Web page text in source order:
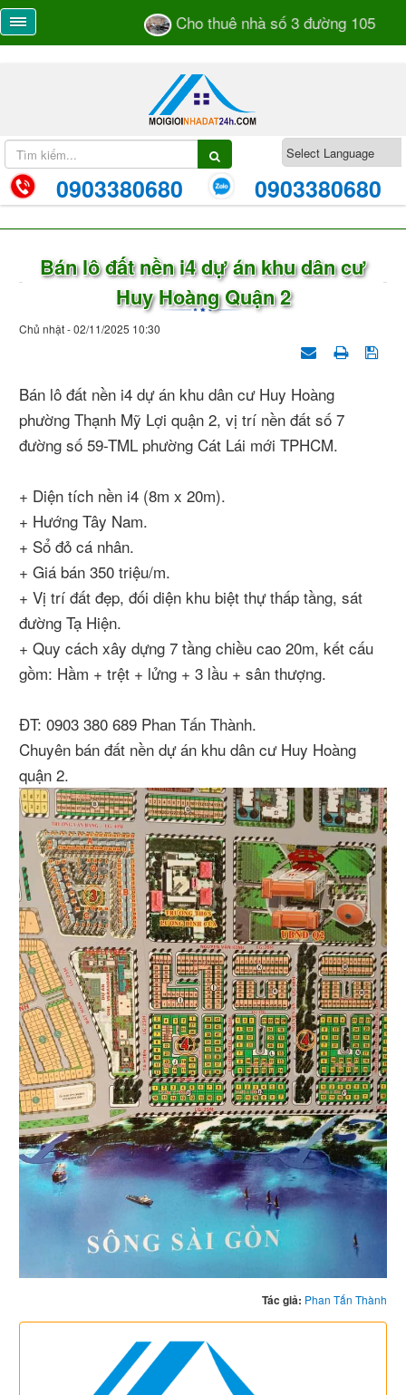
Cho thuê nhà số 3 đường 105 TML
0903380680 0903380680
Bán lô đất nền i4 dự án khu dân cư
Huy Hoàng Quận 2
Chủ nhật - 02/11/2025 10:30
Bán lô đất nền i4 dự án khu dân cư Huy Hoàng
phường Thạnh Mỹ Lợi quận 2, vị trí nền đất số 7
đường số 59-TML phường Cát Lái mới TPHCM.
+ Diện tích nền i4 (8m x 20m).
+ Hướng Tây Nam.
+ Sổ đỏ cá nhân.
+ Giá bán 350 triệu/m.
+ Vị trí đất đẹp, đối diện khu biệt thự thấp tầng, sát
đường Tạ Hiện.
+ Quy cách xây dựng 7 tầng chiều cao 20m, kết cấu
gồm: Hầm + trệt + lửng + 3 lầu + sân thượng.
ĐT: 0903 380 689 Phan Tấn Thành.
Chuyên bán đất nền dự án khu dân cư Huy Hoàng
quận 2.
Tác giả: Phan Tấn Thành